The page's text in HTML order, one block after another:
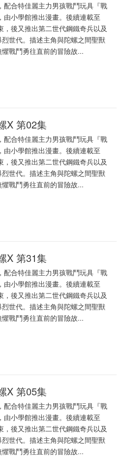
配合特佳麗主力男孩戰鬥玩具『戰
由小學館推出漫畫。後續連載至
，後又推出第二世代鋼鐵奇兵以及
世代。描述主角與陀螺之間聖獸
戰鬥勇往直前的冒險故...
X 第02集
配合特佳麗主力男孩戰鬥玩具『戰
由小學館推出漫畫。後續連載至
，後又推出第二世代鋼鐵奇兵以及
世代。描述主角與陀螺之間聖獸
戰鬥勇往直前的冒險故...
X 第31集
配合特佳麗主力男孩戰鬥玩具『戰
由小學館推出漫畫。後續連載至
，後又推出第二世代鋼鐵奇兵以及
世代。描述主角與陀螺之間聖獸
戰鬥勇往直前的冒險故...
X 第05集
配合特佳麗主力男孩戰鬥玩具『戰
由小學館推出漫畫。後續連載至
，後又推出第二世代鋼鐵奇兵以及
世代。描述主角與陀螺之間聖獸
戰鬥勇往直前的冒險故...